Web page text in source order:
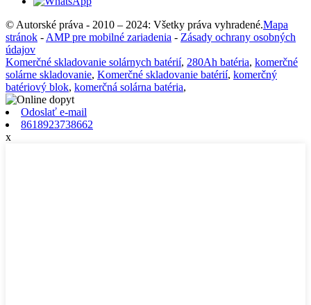
© Autorské práva - 2010 – 2024: Všetky práva vyhradené.Mapa
stránok - AMP pre mobilné zariadenia - Zásady ochrany osobných
údajov
Komerčné skladovanie solárnych batérií, 280Ah batéria, komerčné
solárne skladovanie, Komerčné skladovanie batérií, komerčný
batériový blok, komerčná solárna batéria,
Odoslať e-mail
8618923738662
x